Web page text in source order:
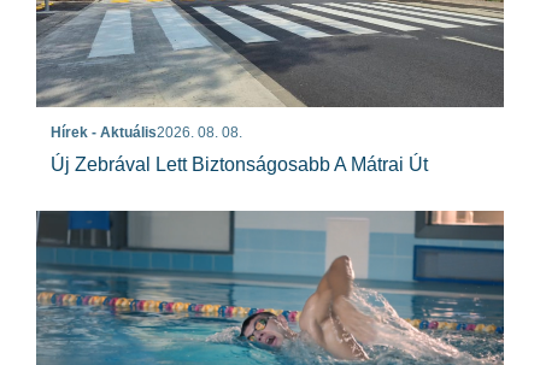
Hírek - Aktuális2026. 08. 08.
Új Zebrával Lett Biztonságosabb A Mátrai Út